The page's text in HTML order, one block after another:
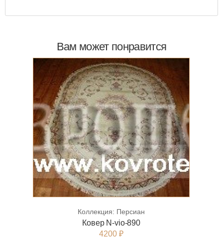
Вам может понравится
Коллекция: Персиан
Ковер N-vio-890
4200 ₽